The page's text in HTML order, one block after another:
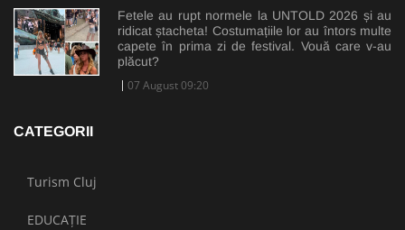
Fetele au rupt normele la UNTOLD 2026 și au
ridicat ștacheta! Costumațiile lor au întors multe
capete în prima zi de festival. Vouă care v-au
plăcut?
07 August 09:20
CATEGORII
Turism Cluj
EDUCAȚIE